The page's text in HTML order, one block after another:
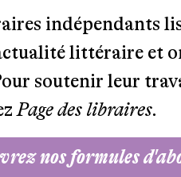
indépendants
littéraire et
soutenir leur
Page des libraires.
nos formules